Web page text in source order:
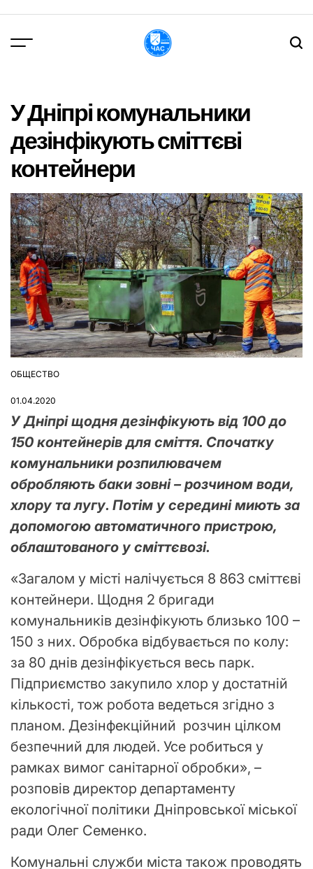
вмісту
У Дніпрі комунальники
дезінфікують сміттєві
контейнери
ОПУБЛІКУВАТИ
ОБЩЕСТВО
01.04.2020
У Дніпрі щодня дезінфікують від 100 до
150 контейнерів для сміття. Спочатку
комунальники розпилювачем
обробляють баки зовні – розчином води,
хлору та лугу. Потім у середині миють за
допомогою автоматичного пристрою,
облаштованого у сміттєвозі.
«Загалом у місті налічується 8 863 сміттєві
контейнери. Щодня 2 бригади
комунальників дезінфікують близько 100 –
150 з них. Обробка відбувається по колу:
за 80 днів дезінфікується весь парк.
Підприємство закупило хлор у достатній
кількості, тож робота ведеться згідно з
планом. Дезінфекційний розчин цілком
безпечний для людей. Усе робиться у
рамках вимог санітарної обробки», –
розповів директор департаменту
екологічної політики Дніпровської міської
ради Олег Семенко.
Комунальні служби міста також проводять